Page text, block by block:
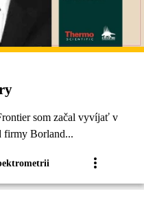
som začal vyvíjať v
firmy Borland...